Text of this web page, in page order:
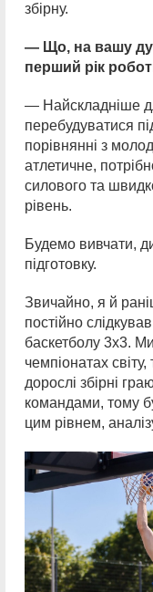
збірну.
— Що, на вашу
перший рік
— Найскладніше
перебудуватися
порівнянні з
атлетичне,
силового та
рівень.
Будемо вивчати,
підготовку.
Звичайно, я й
постійно
баскетболу 3х3.
чемпіонатах
дорослі збірні
командами, тому
цим рівнем,